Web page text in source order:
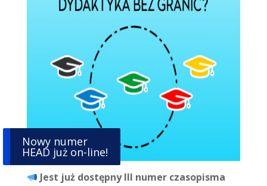
Nowy numer
HEAD już on-line!
Jest już dostępny III numer czasopisma